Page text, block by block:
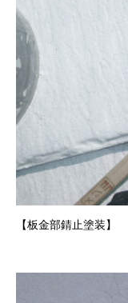
【板金部錆止塗装】